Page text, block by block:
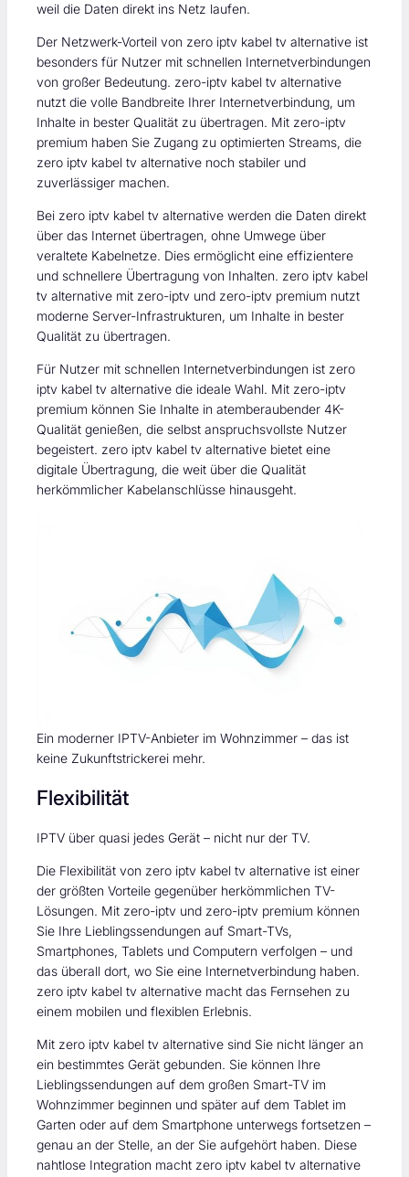
weil die Daten direkt ins Netz laufen.
Der Netzwerk-Vorteil von zero iptv kabel tv alternative ist
besonders für Nutzer mit schnellen Internetverbindungen
von großer Bedeutung. zero-iptv kabel tv alternative
nutzt die volle Bandbreite Ihrer Internetverbindung, um
Inhalte in bester Qualität zu übertragen. Mit zero-iptv
premium haben Sie Zugang zu optimierten Streams, die
zero iptv kabel tv alternative noch stabiler und
zuverlässiger machen.
Bei zero iptv kabel tv alternative werden die Daten direkt
über das Internet übertragen, ohne Umwege über
veraltete Kabelnetze. Dies ermöglicht eine effizientere
und schnellere Übertragung von Inhalten. zero iptv kabel
tv alternative mit zero-iptv und zero-iptv premium nutzt
moderne Server-Infrastrukturen, um Inhalte in bester
Qualität zu übertragen.
Für Nutzer mit schnellen Internetverbindungen ist zero
iptv kabel tv alternative die ideale Wahl. Mit zero-iptv
premium können Sie Inhalte in atemberaubender 4K-
Qualität genießen, die selbst anspruchsvollste Nutzer
begeistert. zero iptv kabel tv alternative bietet eine
digitale Übertragung, die weit über die Qualität
herkömmlicher Kabelanschlüsse hinausgeht.
Ein moderner IPTV-Anbieter im Wohnzimmer – das ist
keine Zukunftstrickerei mehr.
Flexibilität
IPTV über quasi jedes Gerät – nicht nur der TV.
Die Flexibilität von zero iptv kabel tv alternative ist einer
der größten Vorteile gegenüber herkömmlichen TV-
Lösungen. Mit zero-iptv und zero-iptv premium können
Sie Ihre Lieblingssendungen auf Smart-TVs,
Smartphones, Tablets und Computern verfolgen – und
das überall dort, wo Sie eine Internetverbindung haben.
zero iptv kabel tv alternative macht das Fernsehen zu
einem mobilen und flexiblen Erlebnis.
Mit zero iptv kabel tv alternative sind Sie nicht länger an
ein bestimmtes Gerät gebunden. Sie können Ihre
Lieblingssendungen auf dem großen Smart-TV im
Wohnzimmer beginnen und später auf dem Tablet im
Garten oder auf dem Smartphone unterwegs fortsetzen –
genau an der Stelle, an der Sie aufgehört haben. Diese
nahtlose Integration macht zero iptv kabel tv alternative